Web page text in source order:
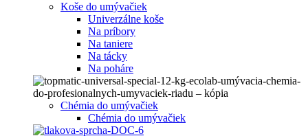
Koše do umývačiek
Univerzálne koše
Na príbory
Na taniere
Na tácky
Na poháre
Chémia do umývačiek
Chémia do umývačiek